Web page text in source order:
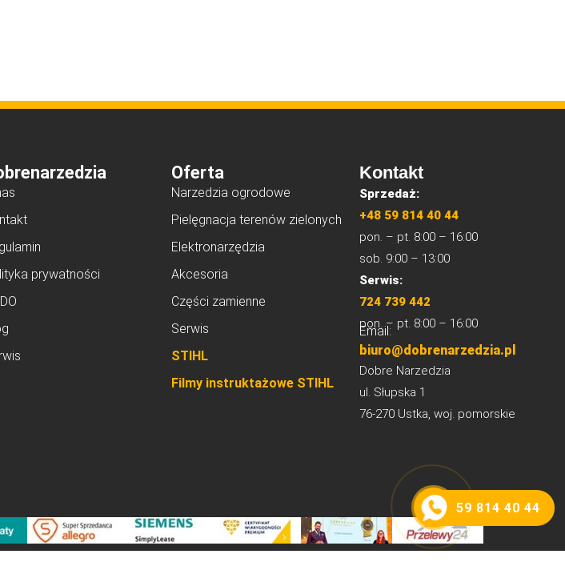
prywatności
Oferta
Narzedzia ogrodowe
Pielęgnacja terenów zielonych
Elektronarzędzia
Akcesoria
Części zamienne
Serwis
STIHL
Filmy instruktażowe STIHL
Kontakt
Sprzedaż:
+48 59 814 40 44
pon. – pt. 8:00 – 16:00
sob. 9:00 – 13:00
Serwis:
724 739 442
pon. – pt. 8:00 – 16:00
Email:
biuro@dobrenarzedzia.pl
Dobre Narzedzia
ul. Słupska 1
76-270 Ustka, woj. pomorskie
59 814 40 44